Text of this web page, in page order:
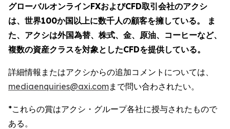
グローバルオンラインFXおよびCFD取引会社のアクシ
は、世界100か国以上に数千人の顧客を擁している。 ま
た、アクシは外国為替、株式、金、原油、コーヒーなど、
複数の資産クラスを対象としたCFDを提供している。
詳細情報またはアクシからの追加コメントについては、
mediaenquiries@axi.comまで問い合わされたい。
*これらの賞はアクシ・グループ各社に授与されたもので
ある。